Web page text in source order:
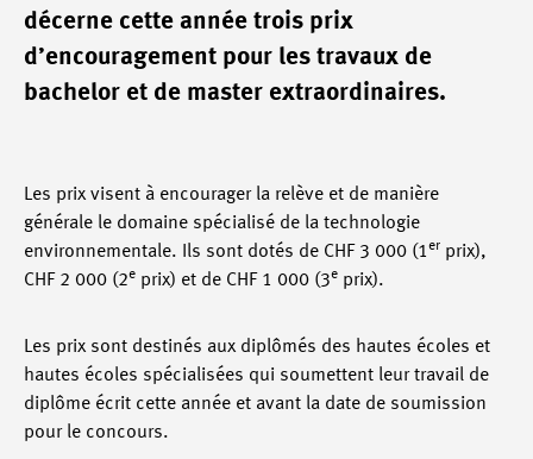
décerne cette année trois prix
d’encouragement pour les travaux de
bachelor et de master extraordinaires.
Les prix visent à encourager la relève et de manière
générale le domaine spécialisé de la technologie
environnementale. Ils sont dotés de CHF 3 000 (1er prix),
CHF 2 000 (2e prix) et de CHF 1 000 (3e prix).
Les prix sont destinés aux diplômés des hautes écoles et
hautes écoles spécialisées qui soumettent leur travail de
diplôme écrit cette année et avant la date de soumission
pour le concours.